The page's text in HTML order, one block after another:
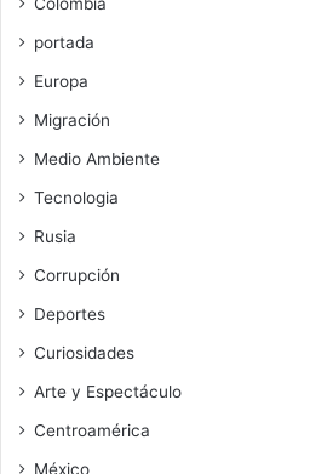
portada
Europa
Migración
Medio Ambiente
Tecnologia
Rusia
Corrupción
Deportes
Curiosidades
Arte y Espectáculo
Centroamérica
México